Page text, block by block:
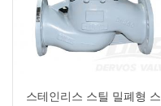
스테인리스 스틸 밀폐형 스